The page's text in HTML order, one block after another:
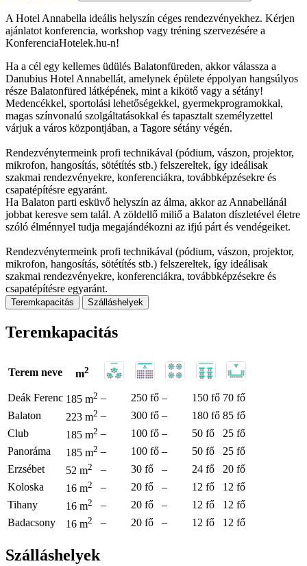
A Hotel Annabella ideális helyszín céges rendezvényekhez. Kérjen
ajánlatot konferencia, workshop vagy tréning szervezésére a
KonferenciaHotelek.hu-n!
Ha a cél egy kellemes üdülés Balatonfüreden, akkor válassza a
Danubius Hotel Annabellát, amelynek épülete éppolyan hangsúlyos
része Balatonfüred látképének, mint a kikötő vagy a sétány!
Medencékkel, sportolási lehetőségekkel, gyermekprogramokkal,
magas színvonalú szolgáltatásokkal és tapasztalt személyzettel
várjuk a város központjában, a Tagore sétány végén.
Rendezvénytermeink profi technikával (pódium, vászon, projektor,
mikrofon, hangosítás, sötétítés stb.) felszereltek, így ideálisak
szakmai rendezvényekre, konferenciákra, továbbképzésekre és
csapatépítésre egyaránt.
Ha Balaton parti esküvő helyszín az álma, akkor az Annabellánál
jobbat keresve sem talál. A zöldellő miliő a Balaton díszletével életre
szóló élménnyel tudja megajándékozni az ifjú párt és vendégeiket.
Rendezvénytermeink profi technikával (pódium, vászon, projektor,
mikrofon, hangosítás, sötétítés stb.) felszereltek, így ideálisak
szakmai rendezvényekre, konferenciákra, továbbképzésekre és
csapatépítésre egyaránt.
Teremkapacitás Szálláshelyek
Teremkapacitás
Terem neve m2
Deák Ferenc 185 m2 – 250 fő – 150 fő 70 fő
Balaton
223 m2 – 300 fő – 180 fő 85 fő
Club
185 m2 – 100 fő – 50 fő
25 fő
Panoráma
185 m2 – 100 fő – 50 fő
25 fő
Erzsébet
52 m2 – 30 fő – 24 fő
20 fő
Koloska
16 m2 – 20 fő – 12 fő
12 fő
Tihany
16 m2 – 20 fő – 12 fő
12 fő
Badacsony
16 m2 – 20 fő – 12 fő 12 fő
Szálláshelyek